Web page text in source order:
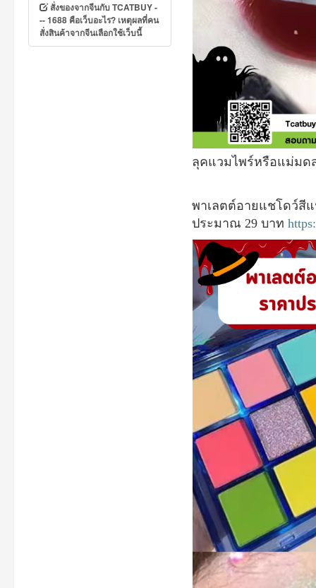
สั่งของจากจีนกับ TCATBUY -
-- 1688 คือเว็บอะไร? เหตุผลที่คน
สั่งสินค้าจากจีนเลือกใช้เว็บนี้
ลุคแวมไพร์หรือแม่มด
พาเลตต์อายแชโดว์สี
ประมาณ29บาท